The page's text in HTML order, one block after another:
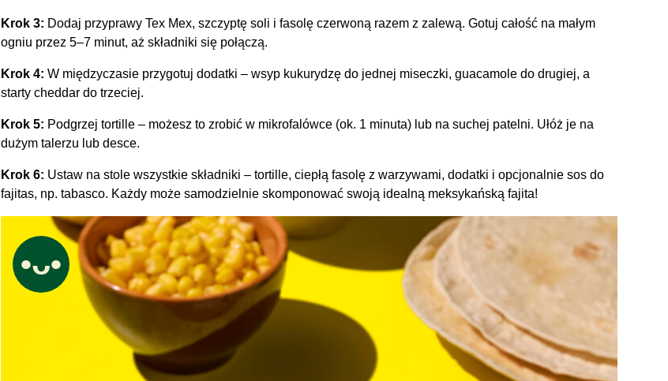
Krok 3: Dodaj przyprawy Tex Mex, szczyptę soli i fasolę czerwoną razem z zalewą. Gotuj całość na małym
ogniu przez 5–7 minut, aż składniki się połączą.
Krok 4: W międzyczasie przygotuj dodatki – wsyp kukurydzę do jednej miseczki, guacamole do drugiej, a
starty cheddar do trzeciej.
Krok 5: Podgrzej tortille – możesz to zrobić w mikrofalówce (ok. 1 minuta) lub na suchej patelni. Ułóż je na
dużym talerzu lub desce.
Krok 6: Ustaw na stole wszystkie składniki – tortille, ciepłą fasolę z warzywami, dodatki i opcjonalnie sos do
fajitas, np. tabasco. Każdy może samodzielnie skomponować swoją idealną meksykańską fajita!
•ᴗ•